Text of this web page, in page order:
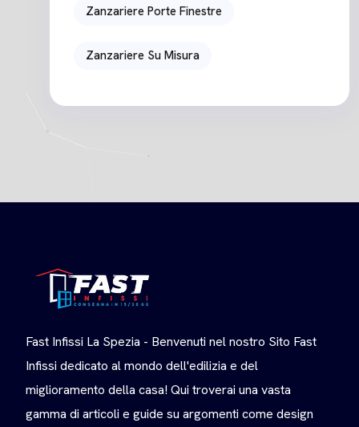
Zanzariere Porte Finestre
Zanzariere Su Misura
Fast Infissi La Spezia - Benvenuti nel nostro Sito Fast
Infissi dedicato al mondo dell'edilizia e del
miglioramento della casa! Qui troverai una vasta
gamma di articoli e guide su argomenti come design